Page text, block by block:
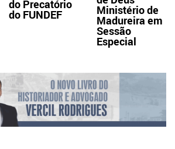
do Precatório
do FUNDEF Ministério de
Madureira em
Sessão
Especial